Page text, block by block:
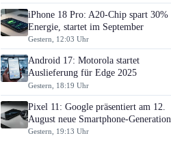
iPhone 18 Pro: A20-Chip spart 30%
Energie, startet im September
Gestern, 12:03 Uhr
Android 17: Motorola startet
Auslieferung für Edge 2025
Gestern, 18:19 Uhr
Pixel 11: Google präsentiert am 12.
August neue Smartphone-Generation
Gestern, 19:13 Uhr